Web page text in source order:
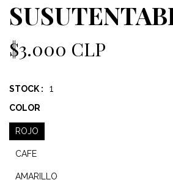
$3.000 CLP
STOCK : 1
COLOR
ROJO
CAFE
AMARILLO